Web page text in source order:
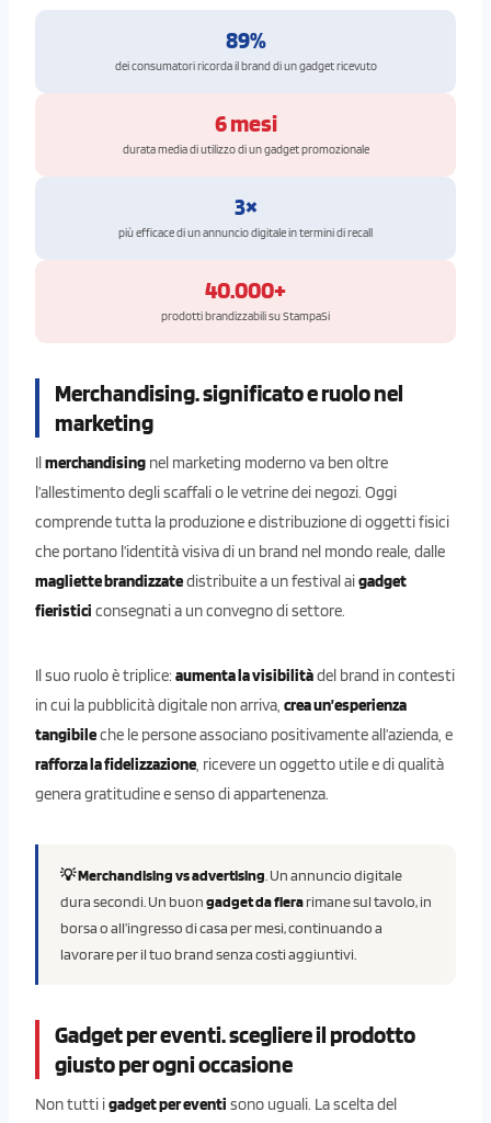
89%
dei consumatori ricorda il brand di un gadget ricevuto
6 mesi
durata media di utilizzo di un gadget promozionale
3×
più efficace di un annuncio digitale in termini di recall
40.000+
prodotti brandizzabili su StampaSi
Merchandising. significato e ruolo nel
marketing
Ilmerchandising nel marketing moderno va ben oltre
l’allestimento degli scaffali o le vetrine dei negozi. Oggi
comprende tutta la produzione e distribuzione di oggetti fisici
che portano l’identità visiva di un brand nel mondo reale, dalle
magliette brandizzatedistribuite a un festival aigadget
fieristici consegnati a un convegno di settore.
Il suo ruolo è triplice: aumenta la visibilitàdel brand in contesti
in cui la pubblicità digitale non arriva, crea un’esperienza
tangibileche le persone associano positivamente all’azienda, e
rafforza la fidelizzazione, ricevere un oggetto utile e di qualità
genera gratitudine e senso di appartenenza.
💡 Merchandising vs advertising. Un annuncio digitale
dura secondi. Un buongadget da fierarimane sul tavolo, in
borsa o all’ingresso di casa per mesi, continuando a
lavorare per il tuo brand senza costi aggiuntivi.
Gadget per eventi. scegliere il prodotto
giusto per ogni occasione
Non tutti igadget per eventi sono uguali. La scelta del